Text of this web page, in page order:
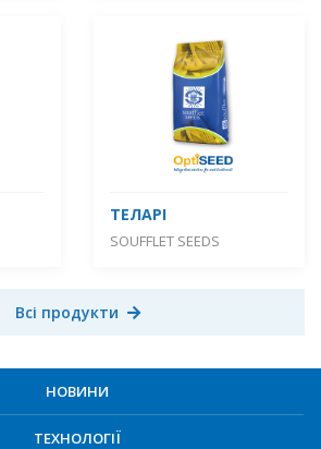
ТЕЛАРІ
SOUFFLET SEEDS
Всі продукти
НОВИНИ
ТЕХНОЛОГІЇ